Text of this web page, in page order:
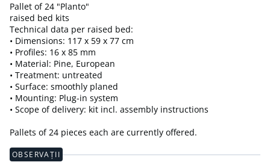
Pallet of 24 "Planto"
raised bed kits
Technical data per raised bed:
• Dimensions: 117 x 59 x 77 cm
• Profiles: 16 x 85 mm
• Material: Pine, European
• Treatment: untreated
• Surface: smoothly planed
• Mounting: Plug-in system
• Scope of delivery: kit incl. assembly instructions
Pallets of 24 pieces each are currently offered.
OBSERVAȚII